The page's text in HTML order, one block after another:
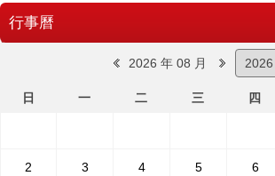
行事曆
2026 年 08 月
日 一 二 三 四
2 3 4 5 6